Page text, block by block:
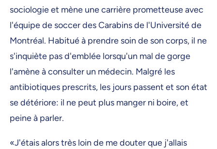
sociologie et mène une carrière prometteuse avec
l'équipe de soccer des Carabins de l'Université de
Montréal. Habitué à prendre soin de son corps, il ne
s'inquiète pas d'emblée lorsqu'un mal de gorge
l'amène à consulter un médecin. Malgré les
antibiotiques prescrits, les jours passent et son état
se détériore: il ne peut plus manger ni boire, et
peine à parler.
«J'étais alors très loin de me douter que j'allais